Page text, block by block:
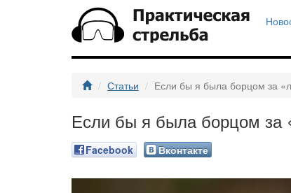
Статьи Если бы я была борцом за
Если бы я была борцом за
Facebook
Вконтакте